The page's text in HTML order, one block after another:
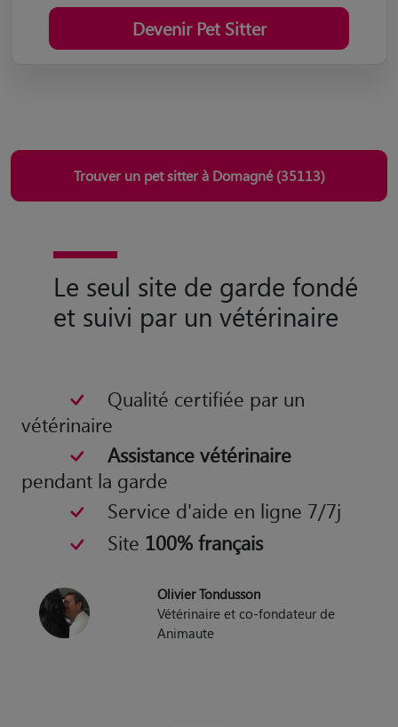
Devenir Pet Sitter
Trouver un pet sitter à Domagné (35113)
Le seul site de garde fondé
et suivi par un vétérinaire
Qualité certifiée par un
vétérinaire
Assistance vétérinaire
pendant la garde
Service d'aide en ligne 7/7j
Site 100% français
Olivier Tondusson
Vétérinaire et co-fondateur de
Animaute